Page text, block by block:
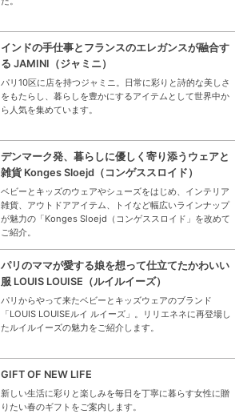
インドの手仕事とフランスのエレガンスが融合す
る JAMINI（ジャミニ）
パリ10区に店を持つジャミニ。日常に彩りと詩的な美しさ
をもたらし、暮らしを豊かにするアイテムとして世界中か
ら人気を集めています。
デンマーク発、暮らしに優しく寄り添うウェアと
雑貨 Konges Sloejd（コンゲススロイド）
ベビーとキッズのウェアやシューズをはじめ、インテリア
雑貨、アウトドアアイテム、トイなど幅広いラインナップ
が魅力の「Konges Sloejd（コンゲススロイド」を改めて
ご紹介。
パリのママが愛する娘を想って仕立てたかわいい
服 LOUIS LOUISE（ルイルイーズ）
パリからやって来たベビーとキッズウェアのブランド
「LOUIS LOUISEルイ ルイーズ」。リリエネネに再登場し
たルイルイーズの魅力をご紹介します。
GIFT OF NEW LIFE
新しい生活に彩りと楽しみを毎日を丁寧に暮らす女性に贈
りたい春のギフトをご案内します。